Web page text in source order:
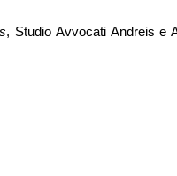
, Studio Avvocati Andreis e